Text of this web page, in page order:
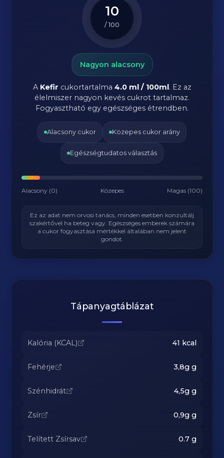
10
/ 100
Nagyon alacsony
A Kefir cukortartalma 4.0 ml / 100ml. Ez az
élelmiszer nagyon kevés cukrot tartalmaz.
Fogyasztható egy egészséges étrendben.
Alacsony cukor Közepes cukor arány
Egészségtudatos választás
Alacsony (0) Közepes Magas (100)
Ez az adat nem orvosi tanács, minden esetben konzultálj
szakértővel ha beteg vagy. Egészséges emberek számára
a cukor fogyasztása mértékkel általában nem jelent
gondot.
Tápanyagtáblázat
Kalória (KCAL) 41 kcal
Fehérje 3,8g g
Szénhidrát 4,5g g
Zsír 0,9g g
Telített Zsírsav 0.7g